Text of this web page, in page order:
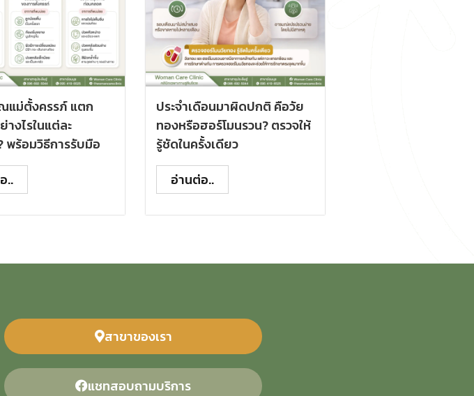
แม่ตั้งครรภ์ แตก
งไรในแต่ละ
พร้อมวิธีการรับมือ
..
ประจำเดือนมาผิดปกติ คือวัย
ทองหรือฮอร์โมนรวน? ตรวจให้
รู้ชัดในครั้งเดียว
อ่านต่อ..
สาขาของเรา
แชทสอบถามบริการ